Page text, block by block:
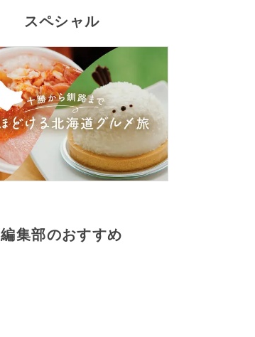
スペシャル
編集部のおすすめ